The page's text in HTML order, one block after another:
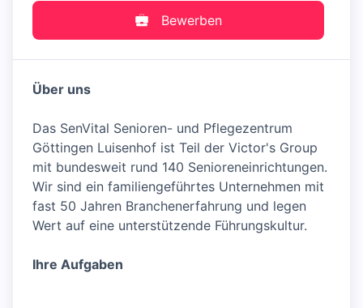
Bewerben
Über uns
Das SenVital Senioren- und Pflegezentrum
Göttingen Luisenhof ist Teil der Victor's Group
mit bundesweit rund 140 Senioreneinrichtungen.
Wir sind ein familiengeführtes Unternehmen mit
fast 50 Jahren Branchenerfahrung und legen
Wert auf eine unterstützende Führungskultur.
Ihre Aufgaben